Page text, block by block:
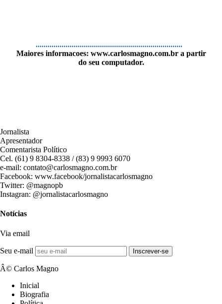
..........................................................................
Maiores informacoes: www.carlosmagno.com.bra partir
do seu computador.
Jornalista
Apresentador
Comentarista Político
Cel. (61) 9 8304-8338 / (83) 9 9993 6070
e-mail: contato@carlosmagno.com.br
Facebook: www.facebook/jornalistacarlosmagno
Twitter: @magnopb
Instagran: @jornalistacarlosmagno
Notícias
Via email
Seu e-mail Inscrever-se
Â© Carlos Magno
Inicial
Biografia